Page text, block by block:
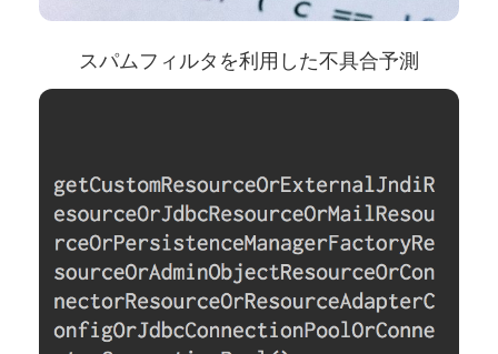
スパムフィルタを利用した不具合予測